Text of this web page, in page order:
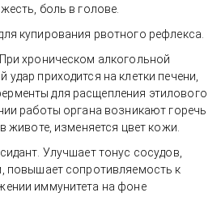
боль в голове.
купирования рвотного рефлекса.
хроническом алкогольной
приходится на клетки печени,
для расщепления этилового
работы органа возникают горечь
животе, изменяется цвет кожи.
Улучшает тонус сосудов,
повышает сопротивляемость к
иммунитета на фоне